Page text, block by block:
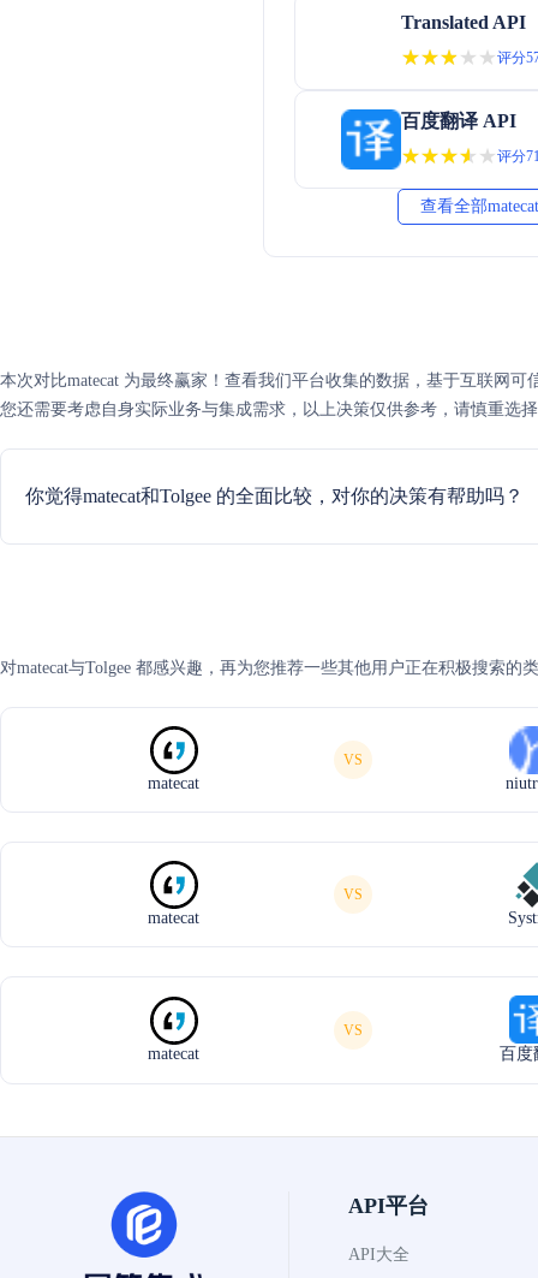
Translated API
★★★★★
★★★★★评分
百度翻译 API
★★★★★
★★★★★评分
查看全部
本次对比matecat 为最终赢家！查看我们平台收集的数据，基于互联网可
您还需要考虑自身实际业务与集成需求，以上决策仅供参考，请慎重选
你觉得matecat和Tolgee 的全面比较，对你的决策有帮助吗？
对matecat与Tolgee 都感兴趣，再为您推荐一些其他用户正在积极搜索的
matecat
VS
matecat
VS
matecat
VS
百度
API平台
API大全